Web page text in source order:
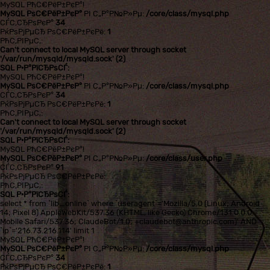
MySQL РћС€РёР±РєР°!
MySQL РѕС€РёР±РєР° РІ С„Р°Р№Р»Рµ: /core/class/mysql.php
СЃС‚СЂРѕРєР° 34
РќРѕРјРµСЂ РѕС€РёР±РєРё: 1
РћС‚РІРµС‚:
Can't connect to local MySQL server through socket
'/var/run/mysqld/mysqld.sock' (2)
SQL Р·Р°РїСЂРѕСЃ:
MySQL РћС€РёР±РєР°!
MySQL РѕС€РёР±РєР° РІ С„Р°Р№Р»Рµ: /core/class/mysql.php
СЃС‚СЂРѕРєР° 34
РќРѕРјРµСЂ РѕС€РёР±РєРё: 1
РћС‚РІРµС‚:
Can't connect to local MySQL server through socket
'/var/run/mysqld/mysqld.sock' (2)
SQL Р·Р°РїСЂРѕСЃ:
MySQL РћС€РёР±РєР°!
MySQL РѕС€РёР±РєР° РІ С„Р°Р№Р»Рµ: /core/class/user.php
СЃС‚СЂРѕРєР° 91
РќРѕРјРµСЂ РѕС€РёР±РєРё:
РћС‚РІРµС‚:
SQL Р·Р°РїСЂРѕСЃ:
select * from `lib_online` where `useragent`='Mozilla/5.0 (Linux; Android
14; Pixel 8) AppleWebKit/537.36 (KHTML, like Gecko) Chrome/131.0.0.0
Mobile Safari/537.36; ClaudeBot/1.0; +claudebot@anthropic.com)' AND
`ip`='216.73.216.114' limit 1
MySQL РћС€РёР±РєР°!
MySQL РѕС€РёР±РєР° РІ С„Р°Р№Р»Рµ:/core/class/mysql.php
СЃС‚СЂРѕРєР°34
РќРѕРјРµСЂ РѕС€РёР±РєРё: 1